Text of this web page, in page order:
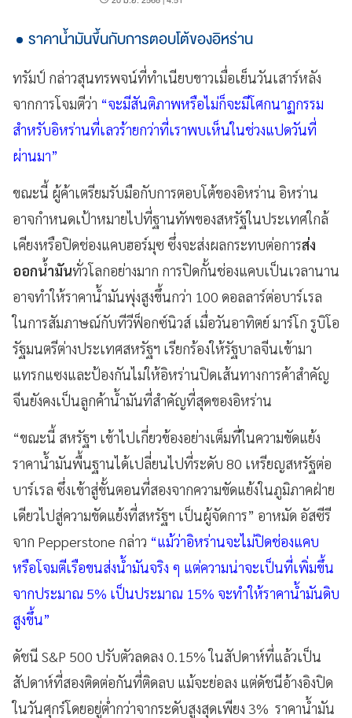
ราคาน้ำมันขึ้นกับการตอบโต้ของอิหร่าน
ทรัมป์ กล่าวสุนทรพจน์ที่ทำเนียบขาวเมื่อเย็นวันเสาร์หลัง
จากการโจมตีว่า “จะมีสันติภาพหรือไม่ก็จะมีโศกนาฏกรรม
สำหรับอิหร่านที่เลวร้ายกว่าที่เราพบเห็นในช่วงแปดวันที่
ผ่านมา”
ขณะนี้ ผู้ค้าเตรียมรับมือกับการตอบโต้ของอิหร่าน อิหร่าน
อาจกำหนดเป้าหมายไปที่ฐานทัพของสหรัฐในประเทศใกล้
เคียงหรือปิดช่องแคบฮอร์มุซ ซึ่งจะส่งผลกระทบต่อการส่ง
ออกน้ำมันทั่วโลกอย่างมาก การปิดกั้นช่องแคบเป็นเวลานาน
อาจทำให้ราคาน้ำมันพุ่งสูงขึ้นกว่า 100 ดอลลาร์ต่อบาร์เรล
ในการสัมภาษณ์กับทีวีฟ็อกซ์นิวส์ เมื่อวันอาทิตย์ มาร์โก รูบิโอ
รัฐมนตรีต่างประเทศสหรัฐฯ เรียกร้องให้รัฐบาลจีนเข้ามา
แทรกแซงและป้องกันไม่ให้อิหร่านปิดเส้นทางการค้าสำคัญ
จีนยังคงเป็นลูกค้าน้ำมันที่สำคัญที่สุดของอิหร่าน
“ขณะนี้ สหรัฐฯ เข้าไปเกี่ยวข้องอย่างเต็มที่ในความขัดแย้ง
ราคาน้ำมันพื้นฐานได้เปลี่ยนไปที่ระดับ 80 เหรียญสหรัฐต่อ
บาร์เรล ซึ่งเข้าสู่ขั้นตอนที่สองจากความขัดแย้งในภูมิภาคฝ่าย
เดียวไปสู่ความขัดแย้งที่สหรัฐฯ เป็นผู้จัดการ” อาหมัด อัสซีรี
จาก Pepperstone กล่าว “แม้ว่าอิหร่านจะไม่ปิดช่องแคบ
หรือโจมตีเรือขนส่งน้ำมันจริง ๆ แต่ความน่าจะเป็นที่เพิ่มขึ้น
จากประมาณ 5% เป็นประมาณ 15% จะทำให้ราคาน้ำมันดิบ
สูงขึ้น”
ดัชนี S&P 500 ปรับตัวลดลง 0.15% ในสัปดาห์ที่แล้วเป็น
สัปดาห์ที่สองติดต่อกันที่ติดลบ แม้จะย่อลง แต่ดัชนีอ้างอิงปิด
ในวันศุกร์โดยอยู่ต่ำกว่าจากระดับสูงสุดเพียง 3% ราคาน้ำมัน